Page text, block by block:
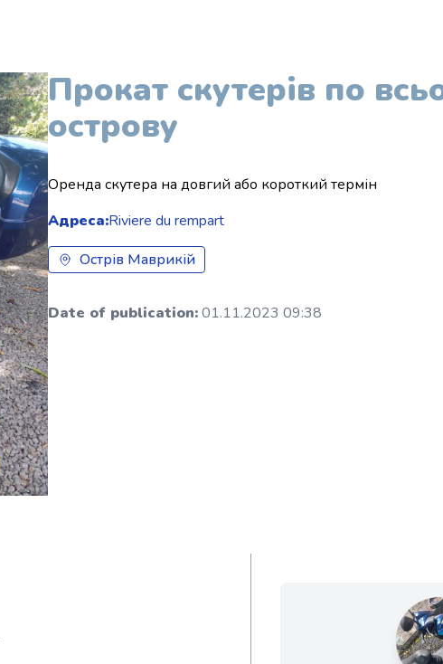
Прокат скутерів по
острову
Оренда скутера на довгий або короткий термін
Адреса:Riviere du rempart
Острів Маврикій
Date of publication:01.11.2023 09:38